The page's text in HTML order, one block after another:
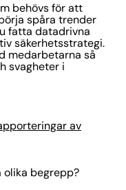
behövs för att
spåra trender
fatta datadrivna
säkerhetsstrategi.
medarbetarna så
svagheter i
av
olika begrepp?